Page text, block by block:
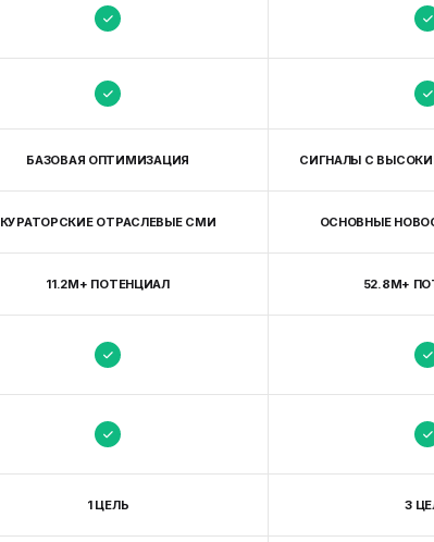
БАЗОВАЯ ОПТИМИЗАЦИЯ СИГНАЛЫ С
КУРАТОРСКИЕ ОТРАСЛЕВЫЕ СМИ ОСНОВНЫЕ
11.2М+ ПОТЕНЦИАЛ 52.8M+
1 ЦЕЛЬ 3